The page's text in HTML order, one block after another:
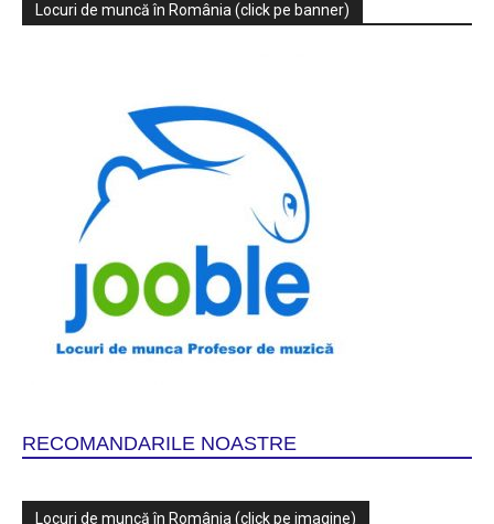
Locuri de muncă în România (click pe banner)
RECOMANDARILE NOASTRE
Locuri de muncă în România (click pe imagine)